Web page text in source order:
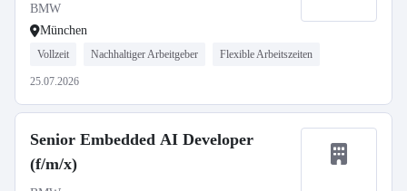
BMW
München
Vollzeit Nachhaltiger Arbeitgeber Flexible Arbeitszeiten
25.07.2026
Senior Embedded AI Developer
(f/m/x)